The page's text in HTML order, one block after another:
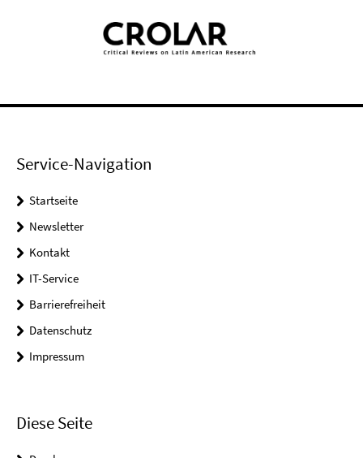
Service-Navigation
Startseite
Newsletter
Kontakt
IT-Service
Barrierefreiheit
Datenschutz
Impressum
Diese Seite